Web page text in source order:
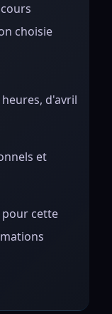
choisie
d'avril
et
cette